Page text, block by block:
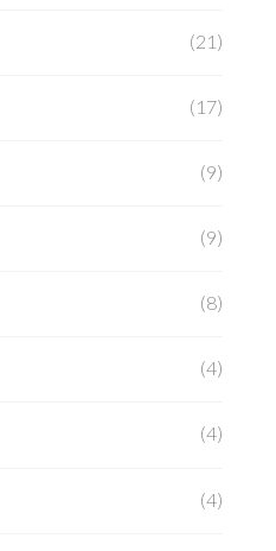
(21)
(17)
(9)
(9)
(8)
(4)
(4)
(4)